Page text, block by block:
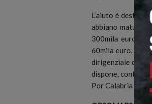
L’aiuto è
abbiano
300mila euro –
60mila euro. Il
dirigenziale del
dispone,
Por Calabria